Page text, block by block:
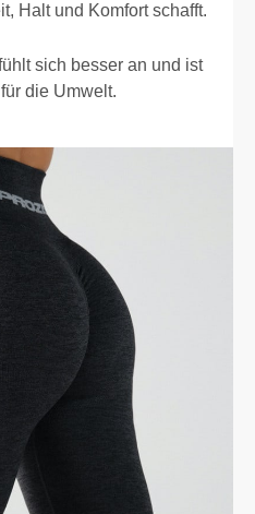
Halt und Komfort schafft.
sich besser an und ist
die Umwelt.